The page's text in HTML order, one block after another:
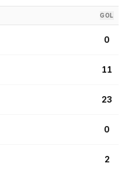
GOL
0
11
23
0
2